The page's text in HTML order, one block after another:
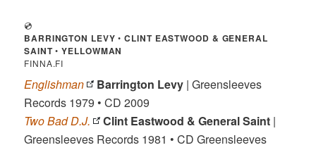
💿
BARRINGTON LEVY •CLINT EASTWOOD & GENERAL
SAINT•YELLOWMAN
FINNA.FI
Englishman Barrington Levy | Greensleeves
Records 1979 • CD 2009
Two Bad D.J.
Clint Eastwood & General Saint |
Greensleeves Records 1981 • CD Greensleeves